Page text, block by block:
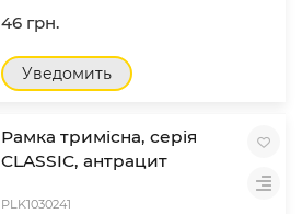
46 грн.
Уведомить
Рамка тримісна, серія
CLASSIC, антрацит
PLK1030241